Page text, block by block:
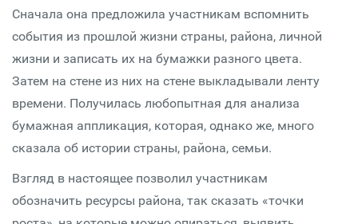
Сначала она предложила участникам вспомнить
события из прошлой жизни страны, района, личной
жизни и записать их на бумажки разного цвета.
Затем на стене из них на стене выкладывали ленту
времени. Получилась любопытная для анализа
бумажная аппликация, которая, однако же, много
сказала об истории страны, района, семьи.
Взгляд в настоящее позволил участникам
обозначить ресурсы района, так сказать «точки